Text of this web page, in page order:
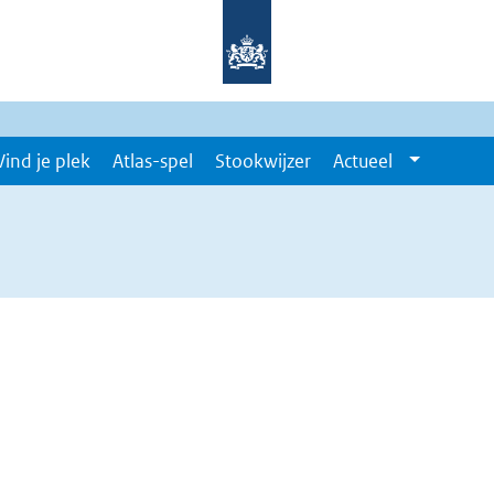
je plek Atlas-spel Stookwijzer Actueel